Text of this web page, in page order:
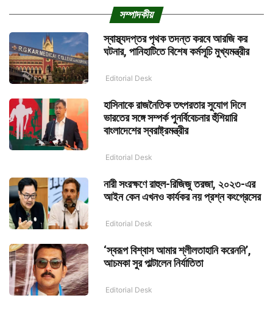
সম্পাদকীয়
স্বাস্থ্যদপ্তর পৃথক তদন্ত করবে আরজি কর
ঘটনার, পানিহাটিতে বিশেষ কর্মসূচি মুখ্যমন্ত্রীর
Editorial Desk
হাসিনাকে রাজনৈতিক তৎপরতার সুযোগ দিলে
ভারতের সঙ্গে সম্পর্ক পুনর্বিবেচনার হুঁশিয়ারি
বাংলাদেশের স্বরাষ্ট্রমন্ত্রীর
Editorial Desk
নারী সংরক্ষণে রাহুল-রিজিজু তরজা, ২০২৩-এর
আইন কেন এখনও কার্যকর নয় প্রশ্ন কংগ্রেসের
Editorial Desk
‘স্বরূপ বিশ্বাস আমার শ্লীলতাহানি করেননি’,
আচমকা সুর পাল্টালেন নির্যাতিতা
Editorial Desk